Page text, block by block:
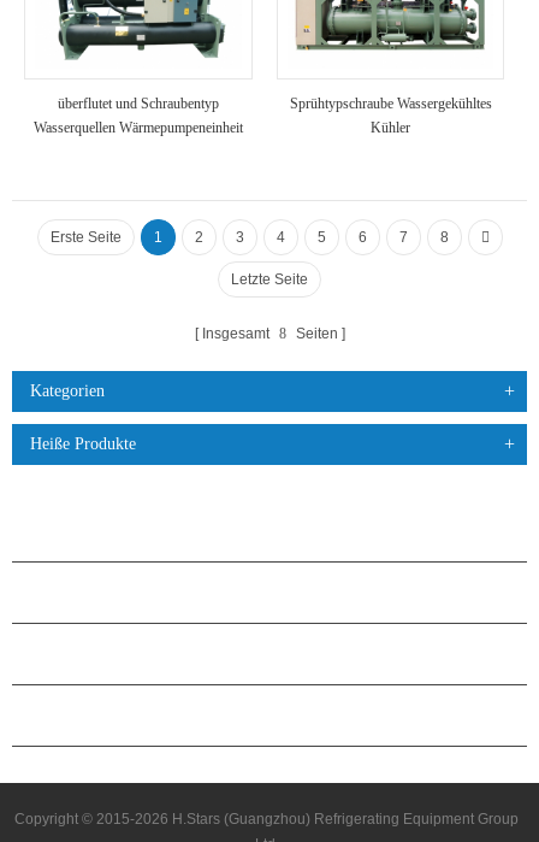
überflutet und Schraubentyp
Wasserquellen Wärmepumpeneinheit
Sprühtypschraube Wassergekühltes
Kühler
Erste Seite 1 2 3 4 5 6 7 8
Letzte Seite
Insgesamt 8 Seiten
Kategorien
Heiße Produkte
Copyright © 2015-2026 H.Stars (Guangzhou) Refrigerating Equipment Group